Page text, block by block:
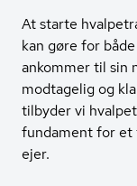
At starte
kan gøre for
ankommer til sin
modtagelig og
tilbyder vi
fundament for
ejer.